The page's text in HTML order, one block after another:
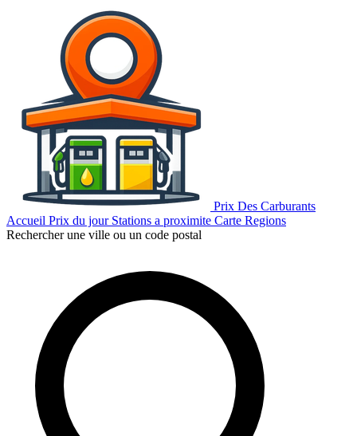
Prix Des Carburants
Accueil Prix du jour Stations a proximite Carte Regions
Rechercher une ville ou un code postal